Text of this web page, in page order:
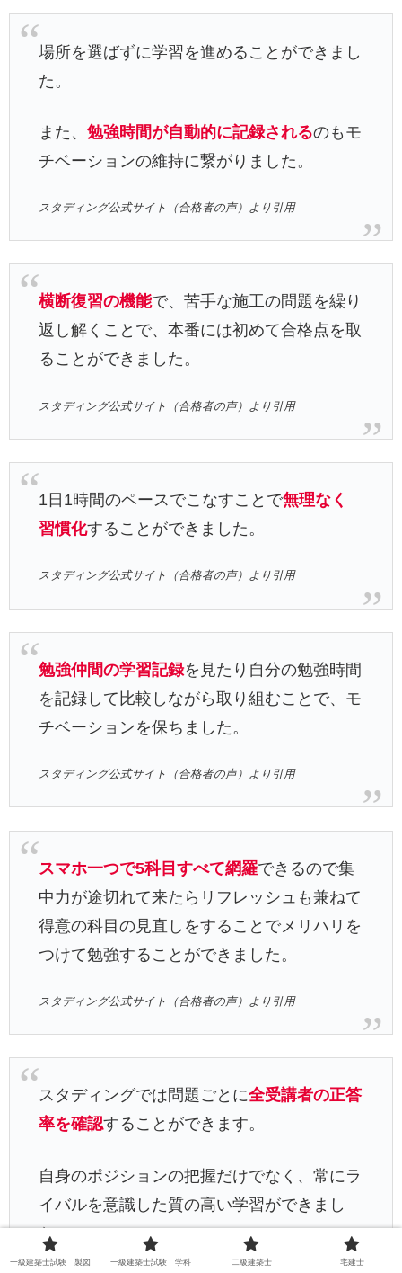
場所を選ばずに学習を進めることができまし
た。
また、勉強時間が自動的に記録されるのもモ
チベーションの維持に繋がりました。
スタディング公式サイト（合格者の声）より引用
横断復習の機能で、苦手な施工の問題を繰り
返し解くことで、本番には初めて合格点を取
ることができました。
スタディング公式サイト（合格者の声）より引用
1日1時間のペースでこなすことで無理なく
習慣化することができました。
スタディング公式サイト（合格者の声）より引用
勉強仲間の学習記録を見たり自分の勉強時間
を記録して比較しながら取り組むことで、モ
チベーションを保ちました。
スタディング公式サイト（合格者の声）より引用
スマホ一つで5科目すべて網羅できるので集
中力が途切れて来たらリフレッシュも兼ねて
得意の科目の見直しをすることでメリハリを
つけて勉強することができました。
スタディング公式サイト（合格者の声）より引用
スタディングでは問題ごとに全受講者の正答
率を確認することができます。
自身のポジションの把握だけでなく、常にラ
イバルを意識した質の高い学習ができまし
た。
一級建築士試験 製図 一級建築士試験 学科 二級建築士 宅建士